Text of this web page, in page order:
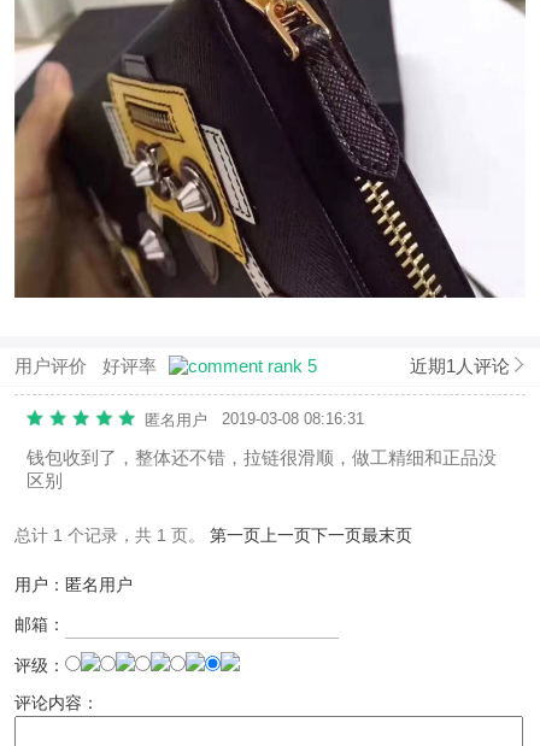
用户评价 好评率 近期1人评论
匿名用户 2019-03-08 08:16:31
钱包收到了，整体还不错，拉链很滑顺，做工精细和正品没
区别
总计 1 个记录，共 1 页。 第一页 上一页下一页最末页
用户：匿名用户
邮箱：
评级：
评论内容：